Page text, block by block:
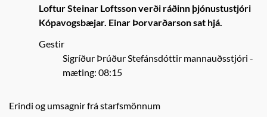
Loftur Steinar Loftsson verði ráðinn þjónustustjóri
Kópavogsbæjar. Einar Þorvarðarson sat hjá.
Gestir
Sigríður Þrúður Stefánsdóttir mannauðsstjóri -
mæting: 08:15
Erindi og umsagnir frá starfsmönnum